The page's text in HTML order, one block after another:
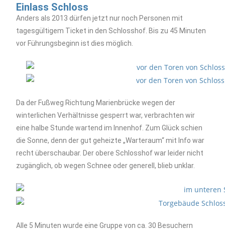
Einlass Schloss
Anders als 2013 dürfen jetzt nur noch Personen mit
tagesgültigem Ticket in den Schlosshof. Bis zu 45 Minuten
vor Führungsbeginn ist dies möglich.
Da der Fußweg Richtung Marienbrücke wegen der
winterlichen Verhältnisse gesperrt war, verbrachten wir
eine halbe Stunde wartend im Innenhof. Zum Glück schien
die Sonne, denn der gut geheizte „Warteraum“ mit Info war
recht überschaubar. Der obere Schlosshof war leider nicht
zugänglich, ob wegen Schnee oder generell, blieb unklar.
Alle 5 Minuten wurde eine Gruppe von ca. 30 Besuchern